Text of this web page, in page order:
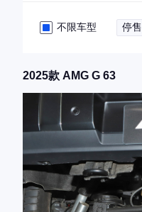
不限车型 停售
2025款 AMG G 63